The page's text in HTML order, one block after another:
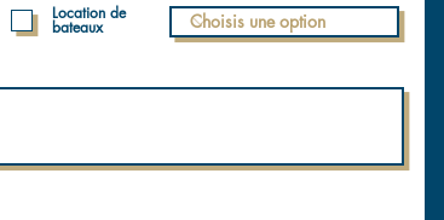
Location de
bateaux